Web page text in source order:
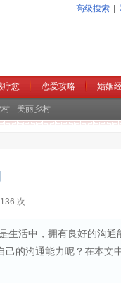
高级搜索
疗愈 恋爱攻略 婚姻
村 美丽乡村
136 次
生活中，拥有良好的沟通
己的沟通能力呢？在本文